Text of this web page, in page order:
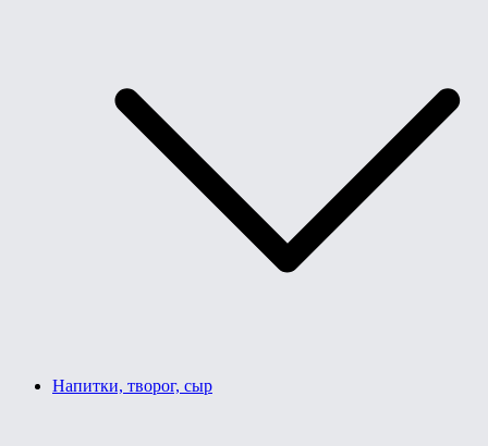
Напитки, творог, сыр